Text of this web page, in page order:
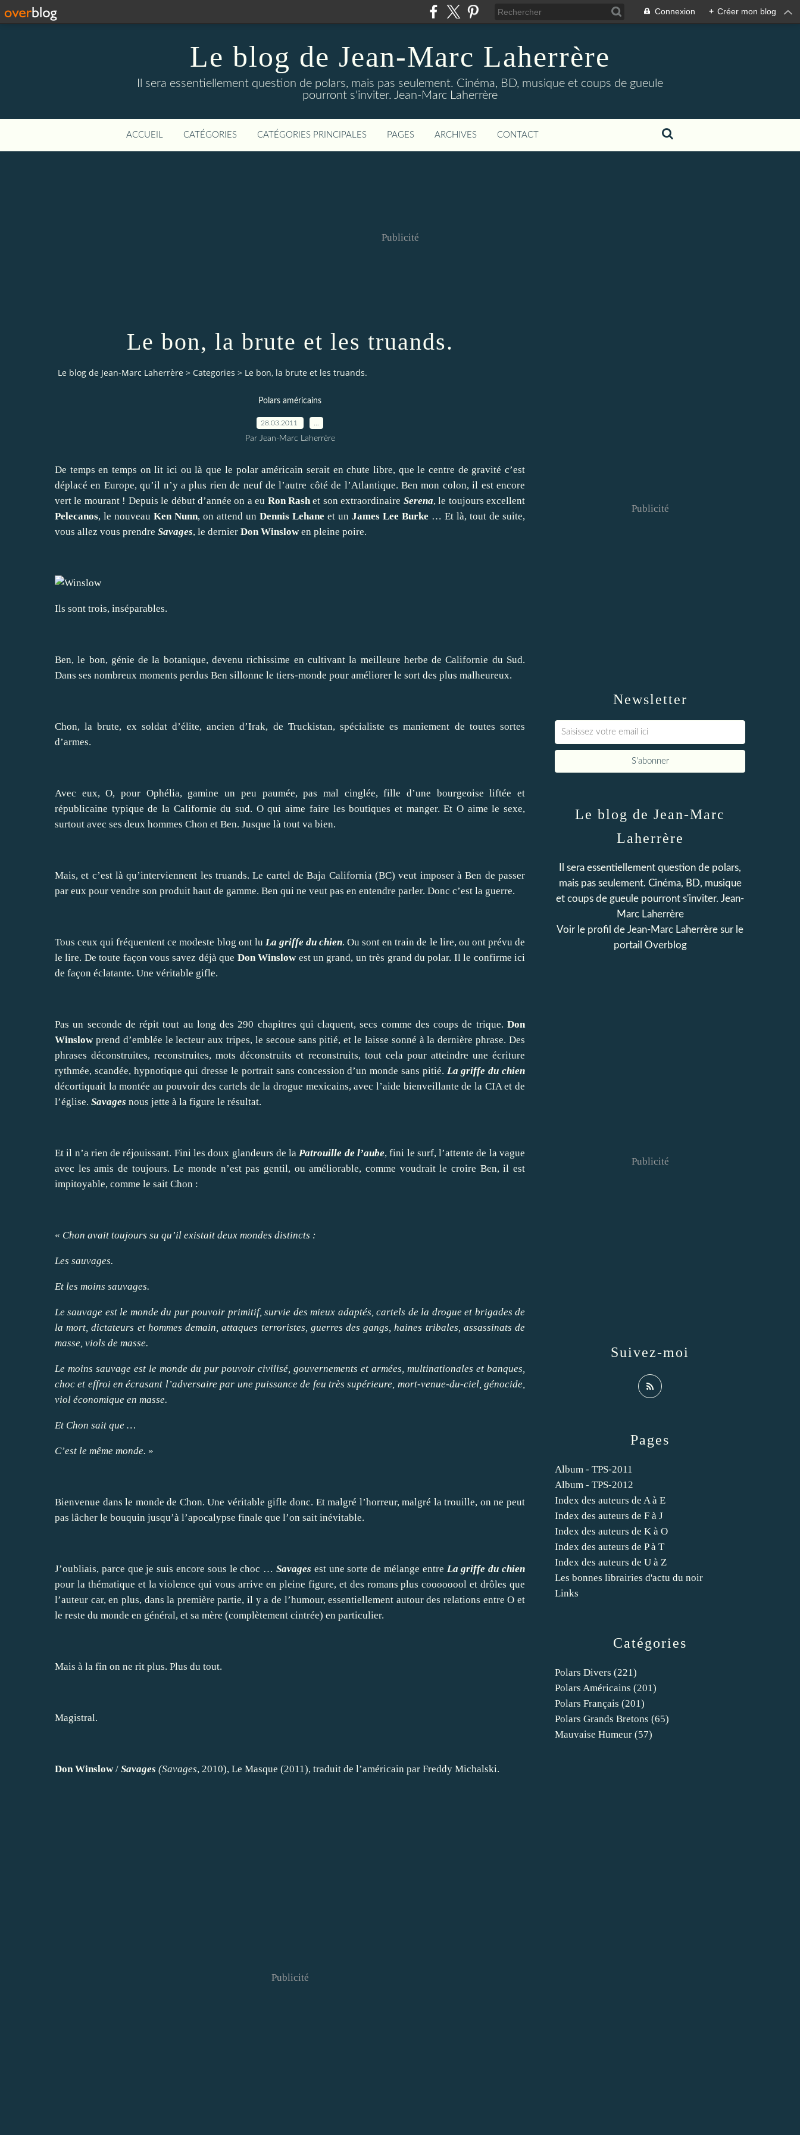
Connexion + Créer mon blog
Le blog de Jean-Marc Laherrère
Il sera essentiellement question de polars, mais pas seulement. Cinéma, BD, musique et coups de gueule
pourront s'inviter. Jean-Marc Laherrère
ACCUEIL CATÉGORIES CATÉGORIES PRINCIPALES PAGES ARCHIVES CONTACT
Publicité
Le bon, la brute et les truands.
Le blog de Jean-Marc Laherrère > Categories > Le bon, la brute et les truands.
Polars américains
28.03.2011
Par Jean-Marc Laherrère
De temps en temps on lit ici ou là que le polar américain serait en chute libre, que le centre de gravité c’est
déplacé en Europe, qu’il n’y a plus rien de neuf de l’autre côté de l’Atlantique. Ben mon colon, il est encore
vert le mourant ! Depuis le début d’année on a eu Ron Rash et son extraordinaire Serena, le toujours excellent
Pelecanos, le nouveau Ken Nunn, on attend un Dennis Lehane et un James Lee Burke … Et là, tout de suite,
vous allez vous prendre Savages, le dernier Don Winslowen pleine poire.
Ils sont trois, inséparables.
Ben, le bon, génie de la botanique, devenu richissime en cultivant la meilleure herbe de Californie du Sud.
Dans ses nombreux moments perdus Ben sillonne le tiers-monde pour améliorer le sort des plus malheureux.
Chon, la brute, ex soldat d’élite, ancien d’Irak, de Truckistan, spécialiste es maniement de toutes sortes
d’armes.
Avec eux, O, pour Ophélia, gamine un peu paumée, pas mal cinglée, fille d’une bourgeoise liftée et
républicaine typique de la Californie du sud. O qui aime faire les boutiques et manger. Et O aime le sexe,
surtout avec ses deux hommes Chon et Ben. Jusque là tout va bien.
Mais, et c’est là qu’interviennent les truands. Le cartel de Baja California (BC) veut imposer à Ben de passer
par eux pour vendre son produit haut de gamme. Ben qui ne veut pas en entendre parler. Donc c’est la guerre.
Tous ceux qui fréquentent ce modeste blog ont lu La griffe du chien. Ou sont en train de le lire, ou ont prévu de
le lire. De toute façon vous savez déjà que Don Winslowest un grand, un très grand du polar. Il le confirme ici
de façon éclatante. Une véritable gifle.
Pas un seconde de répit tout au long des 290 chapitres qui claquent, secs comme des coups de trique. Don
Winslowprend d’emblée le lecteur aux tripes, le secoue sans pitié, et le laisse sonné à la dernière phrase. Des
phrases déconstruites, reconstruites, mots déconstruits et reconstruits, tout cela pour atteindre une écriture
rythmée, scandée, hypnotique qui dresse le portrait sans concession d’un monde sans pitié. La griffe du chien
décortiquait la montée au pouvoir des cartels de la drogue mexicains, avec l’aide bienveillante de la CIA et de
l’église. Savages nous jette à la figure le résultat.
Et il n’a rien de réjouissant. Fini les doux glandeurs de la Patrouille de l’aube, fini le surf, l’attente de la vague
avec les amis de toujours. Le monde n’est pas gentil, ou améliorable, comme voudrait le croire Ben, il est
impitoyable, comme le sait Chon :
« Chon avait toujours su qu’il existait deux mondes distincts :
Les sauvages.
Et les moins sauvages.
Le sauvage est le monde du pur pouvoir primitif, survie des mieux adaptés, cartels de la drogue et brigades de
la mort, dictateurs et hommes demain, attaques terroristes, guerres des gangs, haines tribales, assassinats de
masse, viols de masse.
Le moins sauvage est le monde du pur pouvoir civilisé, gouvernements et armées, multinationales et banques,
choc et effroi en écrasant l’adversaire par une puissance de feu très supérieure, mort-venue-du-ciel, génocide,
viol économique en masse.
Et Chon sait que …
C’est le même monde. »
Bienvenue dans le monde de Chon. Une véritable gifle donc. Et malgré l’horreur, malgré la trouille, on ne peut
pas lâcher le bouquin jusqu’à l’apocalypse finale que l’on sait inévitable.
J’oubliais, parce que je suis encore sous le choc … Savages est une sorte de mélange entre La griffe du chien
pour la thématique et la violence qui vous arrive en pleine figure, et des romans plus coooooool et drôles que
l’auteur car, en plus, dans la première partie, il y a de l’humour, essentiellement autour des relations entre O et
le reste du monde en général, et sa mère (complètement cintrée) en particulier.
Mais à la fin on ne rit plus. Plus du tout.
Magistral.
Don Winslow/ Savages (Savages, 2010), Le Masque (2011), traduit de l’américain par Freddy Michalski.
Publicité
Newsletter
Publicité
Catégories
Polars Divers (221)
Polars Américains (201)
Polars Français (201)
Polars Grands Bretons (65)
Mauvaise Humeur (57)
Pages
Album - TPS-2011
Album - TPS-2012
Index des auteurs de A à E
Index des auteurs de F à J
Index des auteurs de K à O
Index des auteurs de P à T
Index des auteurs de U à Z
Les bonnes librairies d'actu du noir
Links
Le blog de Jean-Marc
Laherrère
Il sera essentiellement question de polars,
mais pas seulement. Cinéma, BD, musique
et coups de gueule pourront s'inviter. Jean-
Marc Laherrère
Voir le profil de Jean-Marc Laherrère sur le
portail Overblog
Suivez-moi
Publicité